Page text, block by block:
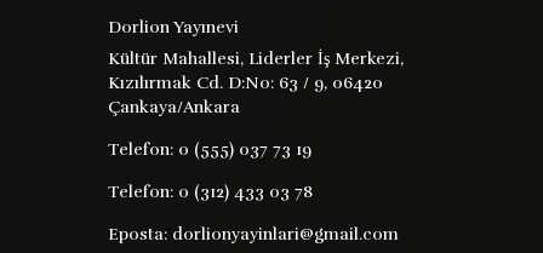
isimli bir kadının hik� yesidir bir kadının
kim olduğu ve kim olmak istediği ile ilgili
anlatısı tüm çabası ...
41 TL Satın Al
Dorlion Yayınevi
Kültür Mahallesi, Liderler İş Merkezi,
Kızılırmak Cd. D:No: 63 / 9, 06420
Çankaya/Ankara
Telefon: 0 (555) 037 73 19
Telefon: 0 (312) 433 03 78
Eposta: dorlionyayinlari@gmail.com